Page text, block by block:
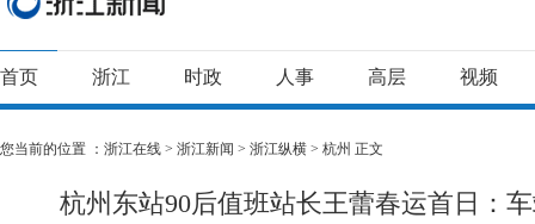
首页 浙江 时政 人事 高层 视频
您当前的位置 ： 浙江在线 > 浙江新闻 > 浙江纵横 > 杭州 正文
杭州东站90后值班站长王蕾春运首日：